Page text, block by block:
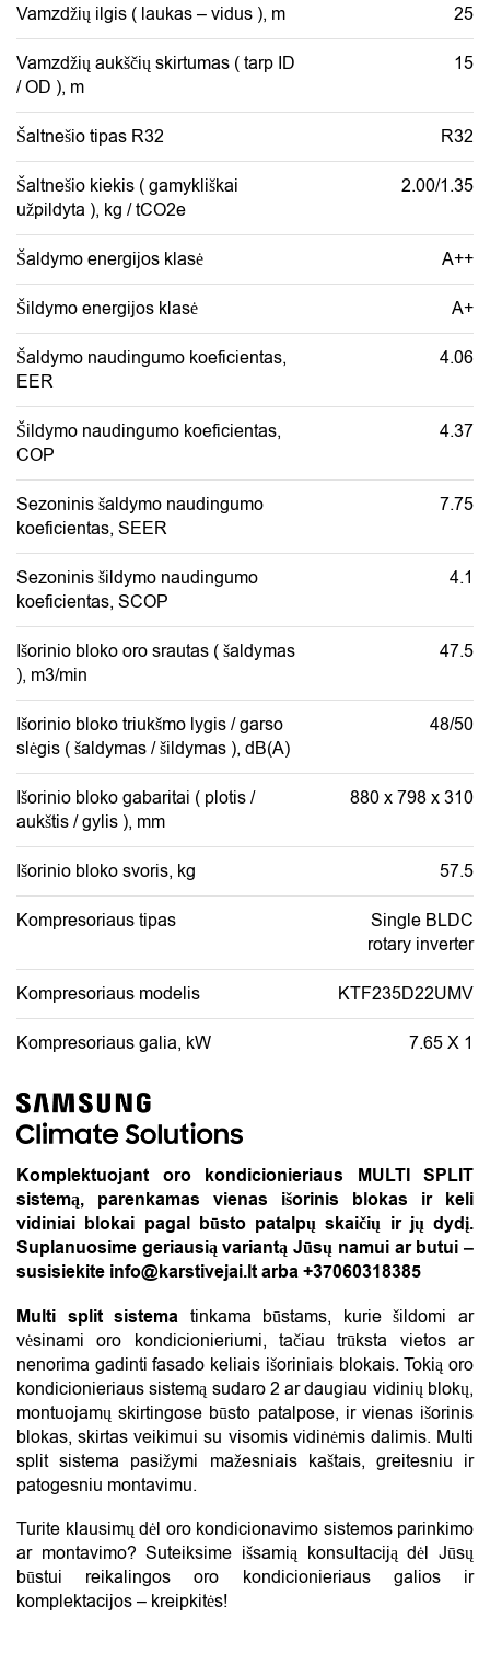
Vamzdžių ilgis ( laukas – vidus ), m 25
Vamzdžių aukščių skirtumas ( tarp ID
/ OD ), m
15
Šaltnešio tipas R32 R32
Šaltnešio kiekis ( gamykliškai
užpildyta ), kg / tCO2e
2.00/1.35
Šaldymo energijos klasė A++
Šildymo energijos klasė A+
Šaldymo naudingumo koeficientas,
EER
4.06
Šildymo naudingumo koeficientas,
COP
4.37
Sezoninis šaldymo naudingumo
koeficientas, SEER
7.75
Sezoninis šildymo naudingumo
koeficientas, SCOP
4.1
Išorinio bloko oro srautas ( šaldymas
), m3/min
47.5
Išorinio bloko triukšmo lygis / garso
slėgis ( šaldymas / šildymas ), dB(A)
48/50
Išorinio bloko gabaritai ( plotis /
aukštis / gylis ), mm
880 x 798 x 310
Išorinio bloko svoris, kg 57.5
Kompresoriaus tipas
Single BLDC
rotary inverter
Kompresoriaus modelis KTF235D22UMV
Kompresoriaus galia, kW 7.65 X 1
Komplektuojant oro kondicionieriaus MULTI SPLIT
sistemą, parenkamas vienas išorinis blokas ir keli
vidiniai blokai pagal būsto patalpų skaičių ir jų dydį.
Suplanuosime geriausią variantą Jūsų namui ar butui –
susisiekite info@karstivejai.lt arba +37060318385
Multi split sistema tinkama būstams, kurie šildomi ar
vėsinami oro kondicionieriumi, tačiau trūksta vietos ar
nenorima gadinti fasado keliais išoriniais blokais. Tokią oro
kondicionieriaus sistemą sudaro 2 ar daugiau vidinių blokų,
montuojamų skirtingose būsto patalpose, ir vienas išorinis
blokas, skirtas veikimui su visomis vidinėmis dalimis. Multi
split sistema pasižymi mažesniais kaštais, greitesniu ir
patogesniu montavimu.
Turite klausimų dėl oro kondicionavimo sistemos parinkimo
ar montavimo? Suteiksime išsamią konsultaciją dėl Jūsų
būstui reikalingos oro kondicionieriaus galios ir
komplektacijos – kreipkitės!